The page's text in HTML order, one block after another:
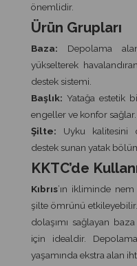
önemlidir.
Ürün Grupları
Baza: Depolama
yükselterek
destek sistemi.
Başlık: Yatağa estetik
engeller ve konfor sağlar.
Şilte: Uyku kalitesini
destek sunan yatak
KKTC’de
Kıbrıs’ın ikliminde
şilte ömrünü
dolaşımı sağlayan
için idealdir.
yaşamında ekstra alan